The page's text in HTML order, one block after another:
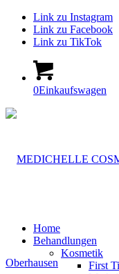
Link zu Instagram
Link zu Facebook
Link zu TikTok
0Einkaufswagen
Home
Behandlungen
Kosmetik
First